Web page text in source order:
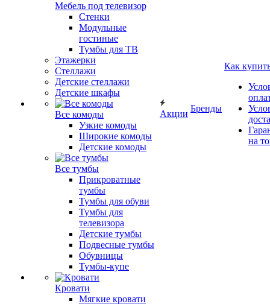
Мебель под телевизор
Стенки
Модульные
гостиные
Тумбы для ТВ
Этажерки
Стеллажи
Детские стеллажи
Детские шкафы
Все комоды
Узкие комоды
Широкие комоды
Детские комоды
Все тумбы
Прикроватные
тумбы
Тумбы для обуви
Тумбы для
телевизора
Детские тумбы
Подвесные тумбы
Обувницы
Тумбы-купе
Кровати
Мягкие кровати
Акции
Бренды
Как
на